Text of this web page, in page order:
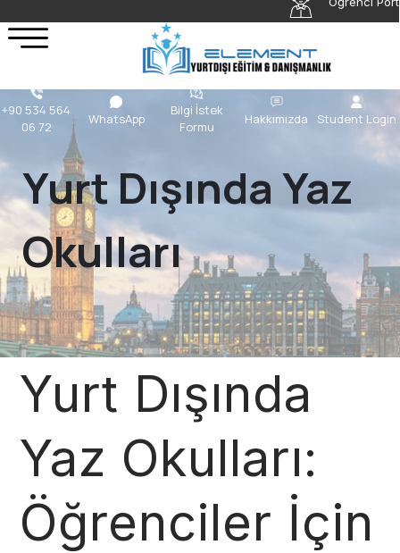
Yurt Dışında Yaz
Okulları
Yurt Dışında
Yaz Okulları:
Öğrenciler İçin
+90 534 564
06 72
WhatsApp
Bilgi İstek
Formu
Hakkımızda Student Login